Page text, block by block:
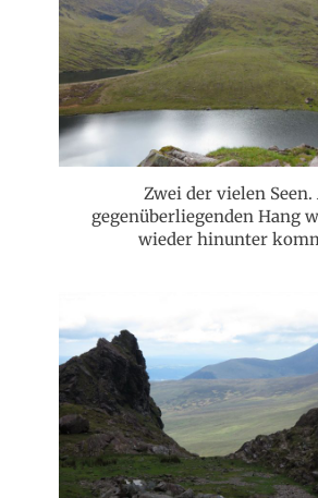
Zwei der vielen Seen.
gegenüberliegenden Hang
wieder hinunter